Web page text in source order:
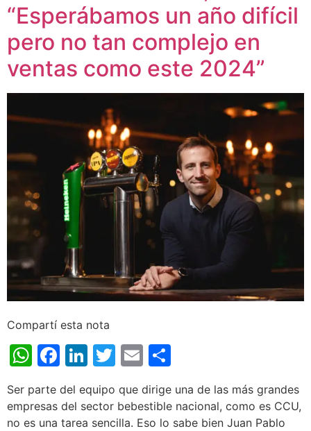
“Esperábamos un año difícil
pero no tan complejo en
ventas como este 2024”
Compartí esta nota
WhatsApp
Facebook
LinkedIn
Twitter
Email
Ser parte del equipo que dirige una de las más grandes
empresas del sector bebestible nacional, como es CCU,
no es una tarea sencilla. Eso lo sabe bien Juan Pablo